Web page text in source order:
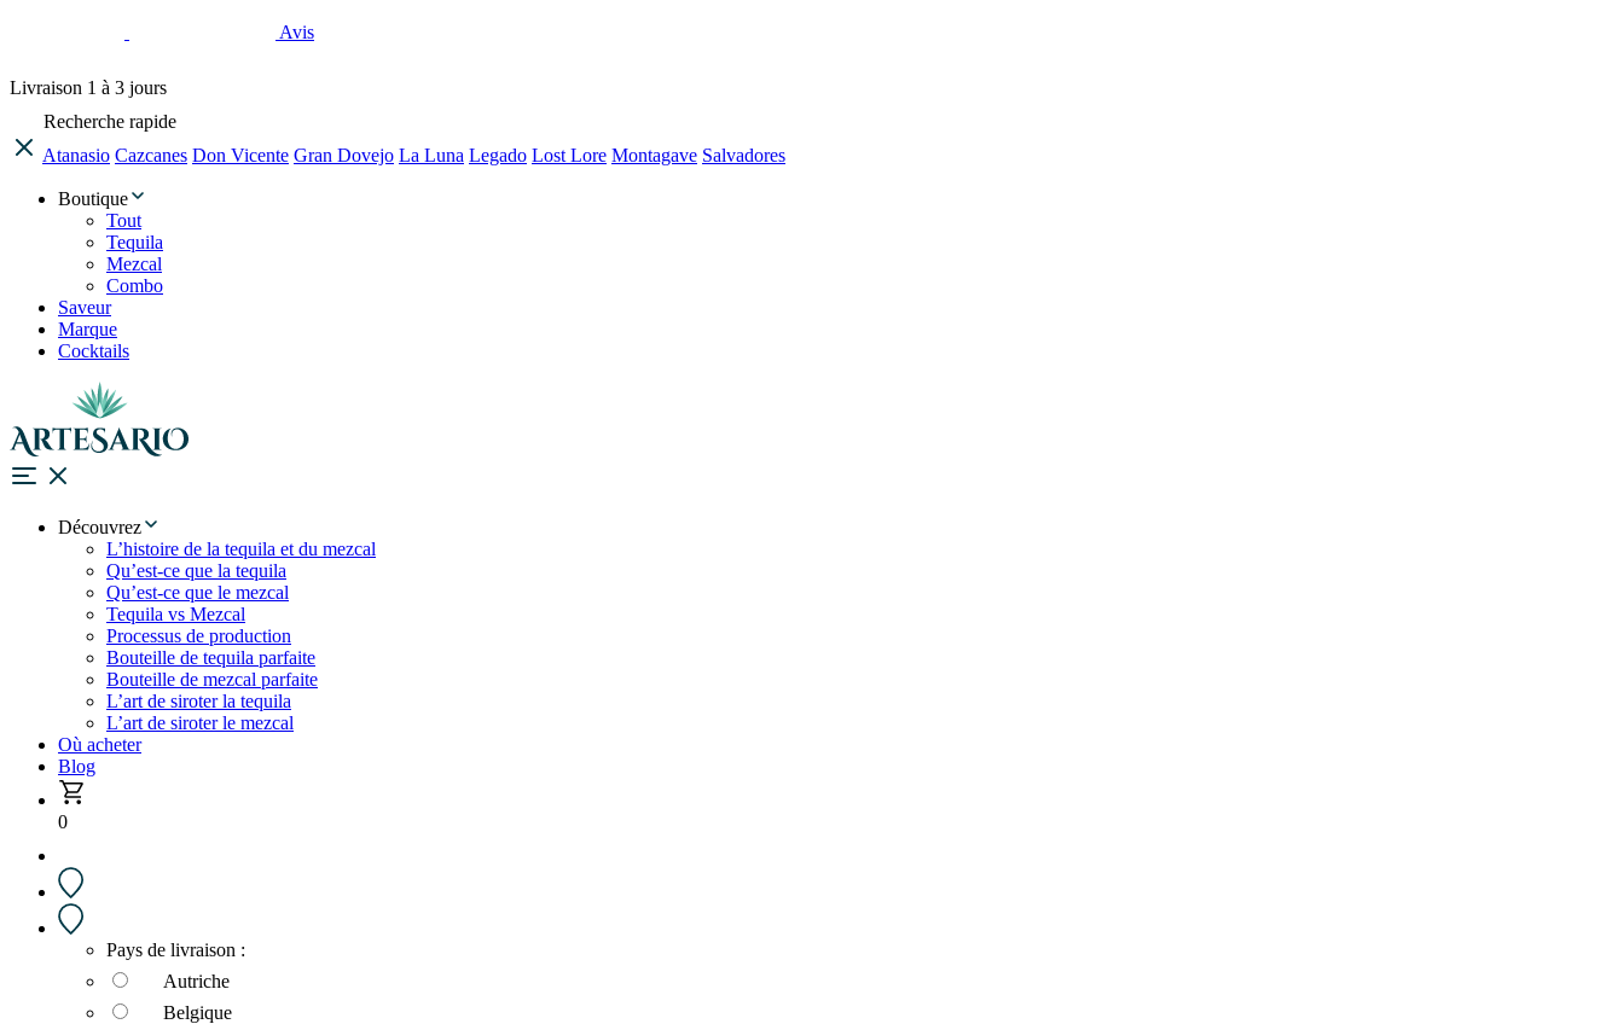
Avis
Livraison 1 à 3 jours
Recherche rapide
Atanasio Cazcanes Don Vicente Gran Dovejo La Luna Legado Lost Lore Montagave Salvadores
Boutique
Tout
Tequila
Mezcal
Combo
Saveur
Marque
Cocktails
Découvrez
L’histoire de la tequila et du mezcal
Qu’est-ce que la tequila
Qu’est-ce que le mezcal
Tequila vs Mezcal
Processus de production
Bouteille de tequila parfaite
Bouteille de mezcal parfaite
L’art de siroter la tequila
L’art de siroter le mezcal
Où acheter
Blog
0
Pays de livraison :
Autriche
Belgique